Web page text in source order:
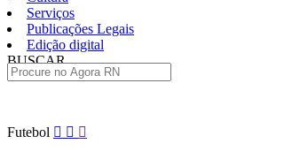
Serviços
Publicações Legais
Edição digital
BUSCAR
Pular
Futebol